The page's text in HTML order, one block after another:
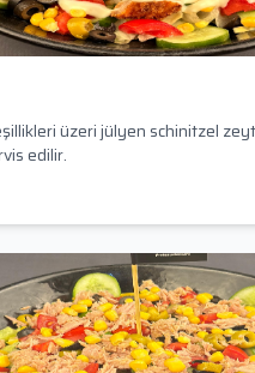
üzeri jülyen schinitzel
edilir.